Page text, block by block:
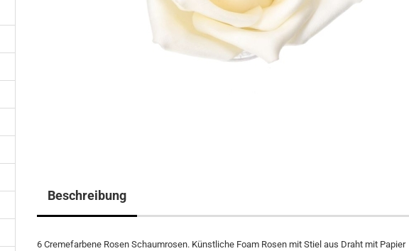
Beschreibung
6 Cremefarbene Rosen Schaumrosen. Künstliche Foam Rosen mit Stiel aus Draht mit Papier